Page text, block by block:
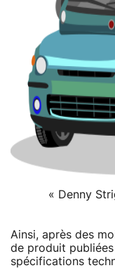
« Denny
Ainsi, après des
de produit
spécifications